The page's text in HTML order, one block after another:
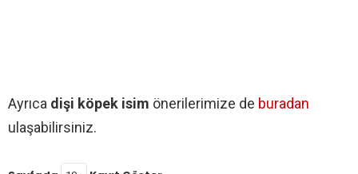
Ayrıca dişi köpek isim önerilerimize de buradan
ulaşabilirsiniz.